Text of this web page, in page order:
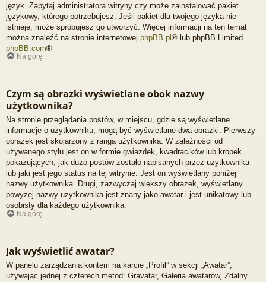
język. Zapytaj administratora witryny czy może zainstalować pakiet
językowy, którego potrzebujesz. Jeśli pakiet dla twojego języka nie
istnieje, może spróbujesz go utworzyć. Więcej informacji na ten temat
można znaleźć na stronie internetowej phpBB.pl ® lub phpBB Limited
phpBB.com®
Na górę
Czym są obrazki wyświetlane obok nazwy
użytkownika?
Na stronie przeglądania postów, w miejscu, gdzie są wyświetlane
informacje o użytkowniku, mogą być wyświetlane dwa obrazki. Pierwszy
obrazek jest skojarzony z rangą użytkownika. W zależności od
używanego stylu jest on w formie gwiazdek, kwadracików lub kropek
pokazujących, jak dużo postów zostało napisanych przez użytkownika
lub jaki jest jego status na tej witrynie. Jest on wyświetlany poniżej
nazwy użytkownika. Drugi, zazwyczaj większy obrazek, wyświetlany
powyżej nazwy użytkownika jest znany jako awatar i jest unikatowy lub
osobisty dla każdego użytkownika.
Na górę
Jak wyświetlić awatar?
W panelu zarządzania kontem na karcie „Profil” w sekcji „Awatar”,
używając jednej z czterech metod: Gravatar, Galeria awatarów, Zdalny